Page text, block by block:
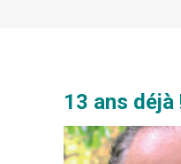
13 ans déjà